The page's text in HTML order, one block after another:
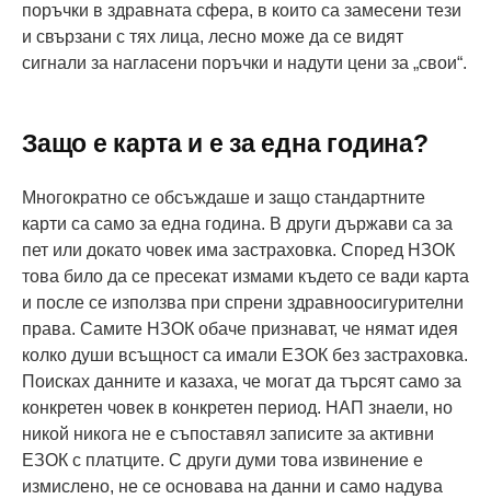
поръчки в здравната сфера, в които са замесени тези
и свързани с тях лица, лесно може да се видят
сигнали за нагласени поръчки и надути цени за „свои“.
Защо е карта и е за една година?
Многократно се обсъждаше и защо стандартните
карти са само за една година. В други държави са за
пет или докато човек има застраховка. Според НЗОК
това било да се пресекат измами където се вади карта
и после се използва при спрени здравноосигурителни
права. Самите НЗОК обаче признават, че нямат идея
колко души всъщност са имали ЕЗОК без застраховка.
Поисках данните и казаха, че могат да търсят само за
конкретен човек в конкретен период. НАП знаели, но
никой никога не е съпоставял записите за активни
ЕЗОК с платците. С други думи това извинение е
измислено, не се основава на данни и само надува